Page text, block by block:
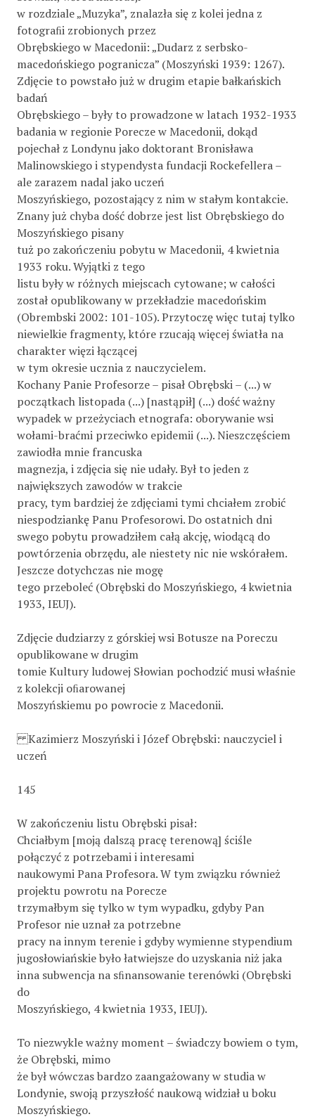
w rozdziale „Muzyka”, znalazła się z kolei jedna z
fotograﬁi zrobionych przez
Obrębskiego w Macedonii: „Dudarz z serbsko-
macedońskiego pogranicza” (Moszyński 1939: 1267).
Zdjęcie to powstało już w drugim etapie bałkańskich
badań
Obrębskiego – były to prowadzone w latach 1932-1933
badania w regionie Porecze w Macedonii, dokąd
pojechał z Londynu jako doktorant Bronisława
Malinowskiego i stypendysta fundacji Rockefellera –
ale zarazem nadal jako uczeń
Moszyńskiego, pozostający z nim w stałym kontakcie.
Znany już chyba dość dobrze jest list Obrębskiego do
Moszyńskiego pisany
tuż po zakończeniu pobytu w Macedonii, 4 kwietnia
1933 roku. Wyjątki z tego
listu były w różnych miejscach cytowane; w całości
został opublikowany w przekładzie macedońskim
(Obrembski 2002: 101-105). Przytoczę więc tutaj tylko
niewielkie fragmenty, które rzucają więcej światła na
charakter więzi łączącej
w tym okresie ucznia z nauczycielem.
Kochany Panie Profesorze – pisał Obrębski – (...) w
początkach listopada (...) [nastąpił] (...) dość ważny
wypadek w przeżyciach etnografa: oborywanie wsi
wołami-braćmi przeciwko epidemii (...). Nieszczęściem
zawiodła mnie francuska
magnezja, i zdjęcia się nie udały. Był to jeden z
największych zawodów w trakcie
pracy, tym bardziej że zdjęciami tymi chciałem zrobić
niespodziankę Panu Profesorowi. Do ostatnich dni
swego pobytu prowadziłem całą akcję, wiodącą do
powtórzenia obrzędu, ale niestety nic nie wskórałem.
Jeszcze dotychczas nie mogę
tego przeboleć (Obrębski do Moszyńskiego, 4 kwietnia
1933, IEUJ).
Zdjęcie dudziarzy z górskiej wsi Botusze na Poreczu
opublikowane w drugim
tomie Kultury ludowej Słowian pochodzić musi właśnie
z kolekcji oﬁarowanej
Moszyńskiemu po powrocie z Macedonii.
Kazimierz Moszyński i Józef Obrębski: nauczyciel i
uczeń
145
W zakończeniu listu Obrębski pisał:
Chciałbym [moją dalszą pracę terenową] ściśle
połączyć z potrzebami i interesami
naukowymi Pana Profesora. W tym związku również
projektu powrotu na Porecze
trzymałbym się tylko w tym wypadku, gdyby Pan
Profesor nie uznał za potrzebne
pracy na innym terenie i gdyby wymienne stypendium
jugosłowiańskie było łatwiejsze do uzyskania niż jaka
inna subwencja na sﬁnansowanie terenówki (Obrębski
do
Moszyńskiego, 4 kwietnia 1933, IEUJ).
To niezwykle ważny moment – świadczy bowiem o tym,
że Obrębski, mimo
że był wówczas bardzo zaangażowany w studia w
Londynie, swoją przyszłość naukową widział u boku
Moszyńskiego.